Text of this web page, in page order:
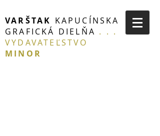
VARŠTAK KAPUCÍNSKA
GRAFICKÁ DIELŇA . . .
VYDAVATEĽSTVO
MINOR